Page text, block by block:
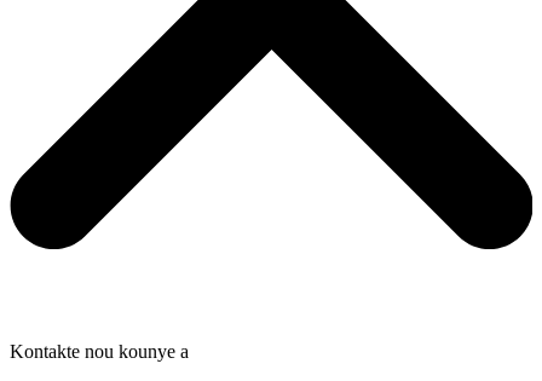
Kontakte nou kounye a